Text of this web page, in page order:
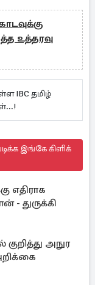
உத்தரவு
IBC தமிழ்
இங்கே கிளிக்
எதிராக
- துருக்கி
அநுர